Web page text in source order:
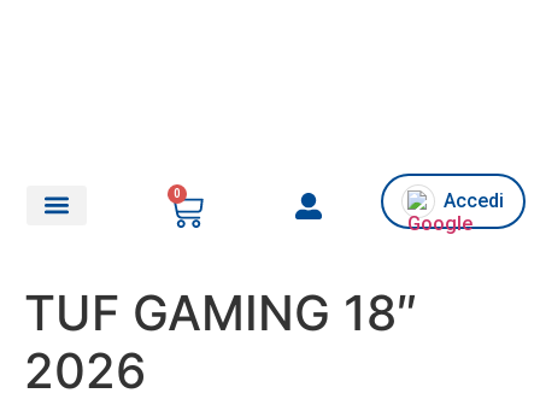
0 Accedi
TUF GAMING 18″
2026